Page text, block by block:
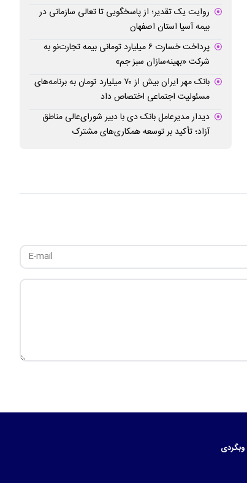
روایت یک تقدیر؛ از پاسخگویی تا تعالی سازمانی در
بیمه آسیا استان اصفهان
پرداخت خسارت ۶ میلیارد تومانی بیمه تجارت‌نو به
شرکت «بهینه‌سازان سبز جم»
بانک مهر ایران بیش از ۷۰ میلیارد تومان به برنامه‌های
مسئولیت اجتماعی اختصاص داد
دیدار مدیرعامل بانک دی با دبیر شورای‌عالی مناطق
آزاد؛ تأکید بر توسعه همکاری‌های مشترک
وبگردی